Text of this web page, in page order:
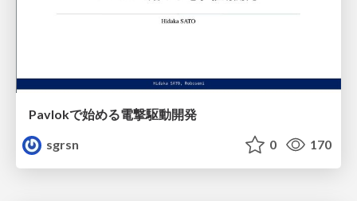
Pavlokで始める電撃駆動開発
sgrsn
0 170